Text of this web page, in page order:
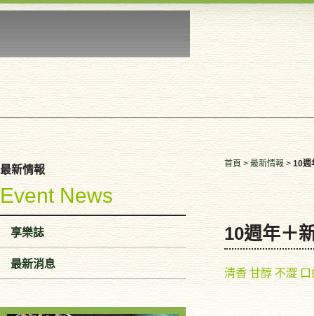
最新情報
Event News
享樂誌
最新消息
首頁 > 最新情報 > 10週
10週年＋
清香 甘醇 不澀